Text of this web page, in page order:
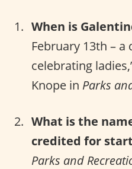
When is
February 13th – a
celebrating
Knope in Parks
What is the
credited for
Parks and